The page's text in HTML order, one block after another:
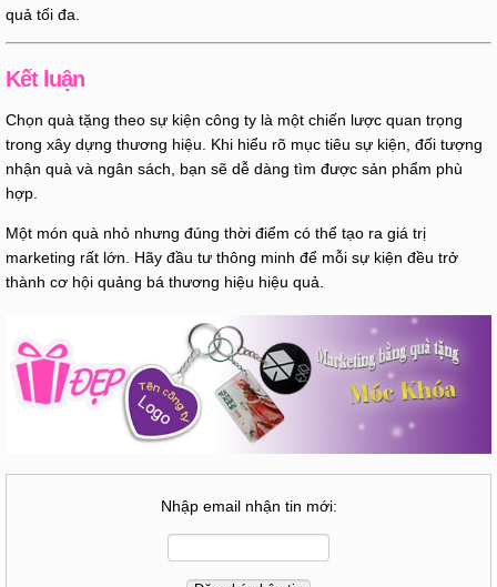
quả tối đa.
Kết luận
Chọn quà tặng theo sự kiện công ty là một chiến lược quan trọng
trong xây dựng thương hiệu. Khi hiểu rõ mục tiêu sự kiện, đối tượng
nhận quà và ngân sách, bạn sẽ dễ dàng tìm được sản phẩm phù
hợp.
Một món quà nhỏ nhưng đúng thời điểm có thể tạo ra giá trị
marketing rất lớn. Hãy đầu tư thông minh để mỗi sự kiện đều trở
thành cơ hội quảng bá thương hiệu hiệu quả.
Nhập email nhận tin mới: